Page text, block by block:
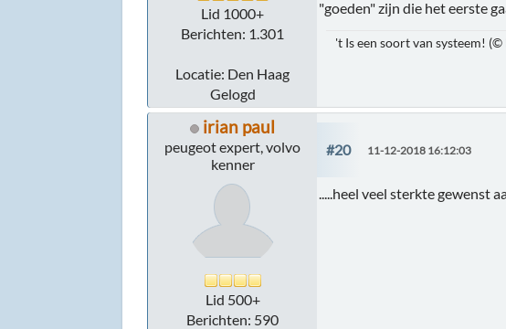
Lid 1000+
Berichten: 1.301
Locatie: Den Haag
Gelogd
"goeden" zijn die het eerste
't Is een soort van systeem!
irian paul
peugeot expert, volvo
kenner
Lid 500+
Berichten: 590
#20 11-12-2018 16:12:03
.....heel veel sterkte gewenst